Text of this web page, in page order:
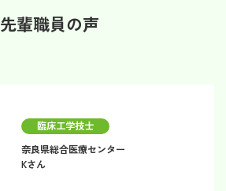
先輩職員の声
臨床工学技士
奈良県総合医療センター
Kさん